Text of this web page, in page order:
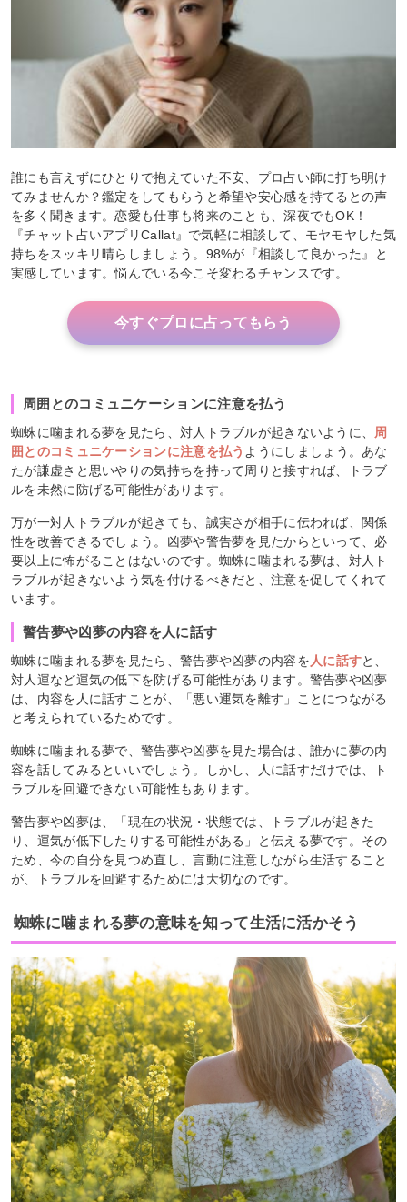
誰にも言えずにひとりで抱えていた不安、プロ占い師に打ち明け
てみませんか？鑑定をしてもらうと希望や安心感を持てるとの声
を多く聞きます。恋愛も仕事も将来のことも、深夜でもOK！
『チャット占いアプリCallat』で気軽に相談して、モヤモヤした気
持ちをスッキリ晴らしましょう。98%が『相談して良かった』と
実感しています。悩んでいる今こそ変わるチャンスです。
今すぐプロに占ってもらう
周囲とのコミュニケーションに注意を払う
蜘蛛に噛まれる夢を見たら、対人トラブルが起きないように、 周
囲とのコミュニケーションに注意を払う ようにしましょう。あな
たが謙虚さと思いやりの気持ちを持って周りと接すれば、トラブ
ルを未然に防げる可能性があります。
万が一対人トラブルが起きても、誠実さが相手に伝われば、関係
性を改善できるでしょう。凶夢や警告夢を見たからといって、必
要以上に怖がることはないのです。蜘蛛に噛まれる夢は、対人ト
ラブルが起きないよう気を付けるべきだと、注意を促してくれて
います。
警告夢や凶夢の内容を人に話す
蜘蛛に噛まれる夢を見たら、警告夢や凶夢の内容を 人に話すと、
対人運など運気の低下を防げる可能性があります。警告夢や凶夢
は、内容を人に話すことが、「悪い運気を離す」ことにつながる
と考えられているためです。
蜘蛛に噛まれる夢で、警告夢や凶夢を見た場合は、誰かに夢の内
容を話してみるといいでしょう。しかし、人に話すだけでは、ト
ラブルを回避できない可能性もあります。
警告夢や凶夢は、「現在の状況・状態では、トラブルが起きた
り、運気が低下したりする可能性がある」と伝える夢です。その
ため、今の自分を見つめ直し、言動に注意しながら生活すること
が、トラブルを回避するためには大切なのです。
蜘蛛に噛まれる夢の意味を知って生活に活かそう